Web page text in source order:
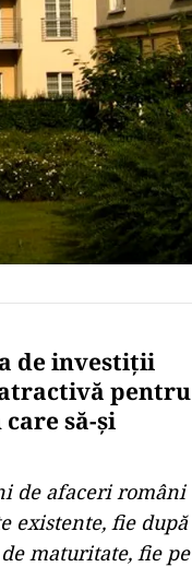
de investiții
pentru
să-și
de afaceri români
existente, fie după
maturitate, fie pe